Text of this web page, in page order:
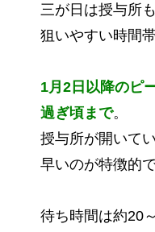
三が日は授与所
狙いやすい時間
1月2日以降のピ
過ぎ頃まで。
授与所が開いて
早いのが特徴的で
待ち時間は約20